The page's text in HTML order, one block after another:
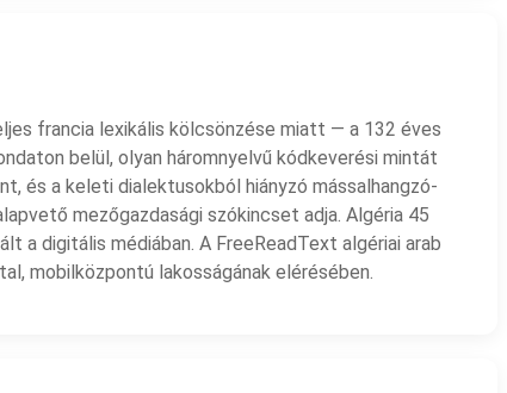
francia lexikális kölcsönzése miatt — a 132 éves
belül, olyan háromnyelvű kódkeverési mintát
és a keleti dialektusokból hiányzó mássalhangzó-
mezőgazdasági szókincset adja. Algéria 45
a digitális médiában. A FreeReadText algériai arab
mobilközpontú lakosságának elérésében.